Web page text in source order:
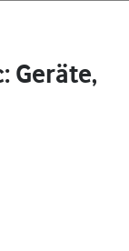
Geräte,